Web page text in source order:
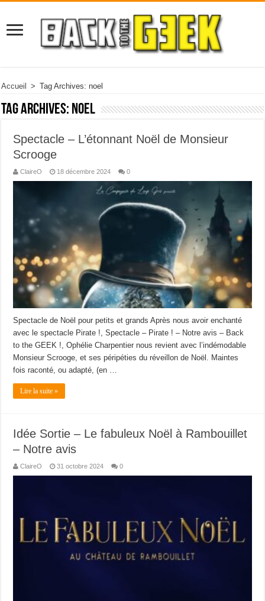
Accueil > Tag Archives: noel
Tag Archives: noel
Spectacle – L’étonnant Noël de Monsieur
Scrooge
ClaireO 18 décembre 2024 0
Spectacle de Noël pour petits et grands Après nous avoir enchanté
avec le spectacle Pirate !, Spectacle – Pirate ! – Notre avis – Back
to the GEEK !, Ophélie Charpentier nous revient avec l’indémodable
Monsieur Scrooge, et ses péripéties du réveillon de Noël. Maintes
fois raconté, ou adapté, (en …
Lire la suite »
Idée Sortie – Le fabuleux Noël à Rambouillet
– Notre avis
ClaireO 31 octobre 2024 0